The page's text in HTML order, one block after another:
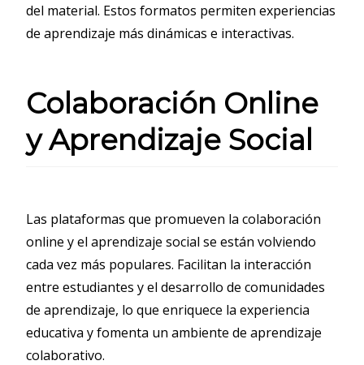
del material. Estos formatos permiten experiencias
de aprendizaje más dinámicas e interactivas.
Colaboración Online
y Aprendizaje Social
Las plataformas que promueven la colaboración
online y el aprendizaje social se están volviendo
cada vez más populares. Facilitan la interacción
entre estudiantes y el desarrollo de comunidades
de aprendizaje, lo que enriquece la experiencia
educativa y fomenta un ambiente de aprendizaje
colaborativo.